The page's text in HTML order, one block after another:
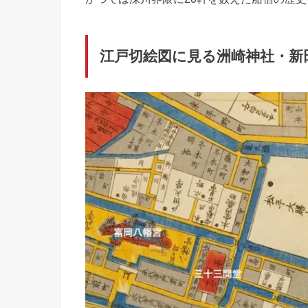
江戸切絵図に見る洲崎神社・新